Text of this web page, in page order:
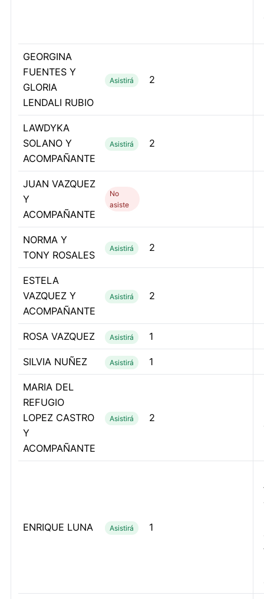
GEORGINA
FUENTES Y
GLORIA
LENDALI RUBIO
Asistirá 2
LAWDYKA
SOLANO Y
ACOMPAÑANTE
Asistirá 2
JUAN VAZQUEZ
Y
ACOMPAÑANTE
No
asiste
NORMA Y
TONY ROSALES
Asistirá 2
ESTELA
VAZQUEZ Y
ACOMPAÑANTE
Asistirá 2
ROSA VAZQUEZ Asistirá 1
SILVIA NUÑEZ Asistirá 1
MARIA DEL
REFUGIO
LOPEZ CASTRO
Y
ACOMPAÑANTE
Asistirá 2
ENRIQUE LUNA Asistirá 1